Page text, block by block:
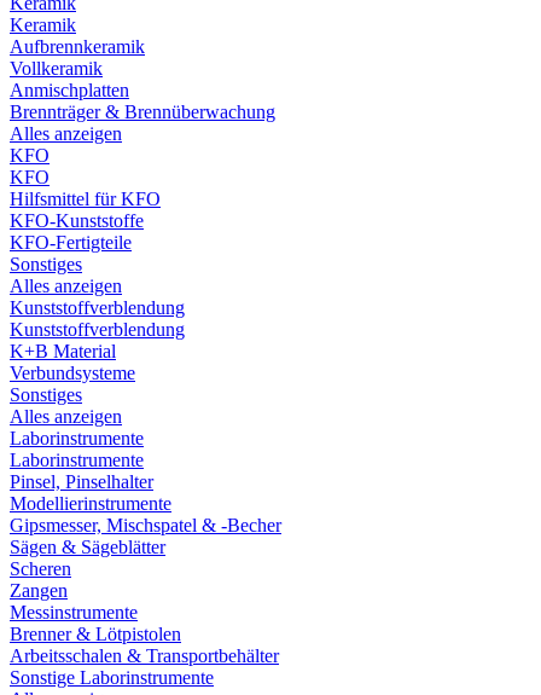
Keramik
Aufbrennkeramik
Vollkeramik
Anmischplatten
Brennträger & Brennüberwachung
Alles anzeigen
KFO
KFO
Hilfsmittel für KFO
KFO-Kunststoffe
KFO-Fertigteile
Sonstiges
Alles anzeigen
Kunststoffverblendung
Kunststoffverblendung
K+B Material
Verbundsysteme
Sonstiges
Alles anzeigen
Laborinstrumente
Laborinstrumente
Pinsel, Pinselhalter
Modellierinstrumente
Gipsmesser, Mischspatel & -Becher
Sägen & Sägeblätter
Scheren
Zangen
Messinstrumente
Brenner & Lötpistolen
Arbeitsschalen & Transportbehälter
Sonstige Laborinstrumente